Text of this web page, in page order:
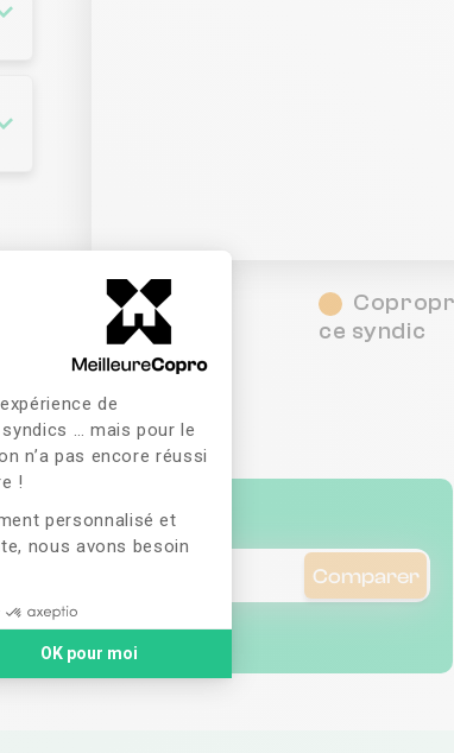
Consentement :
de
… mais pour le
n’a pas encore réussi
!
personnalisé et
nous avons besoin
OK pour moi
Syndic
sélectionné
ce syndic
Comparer